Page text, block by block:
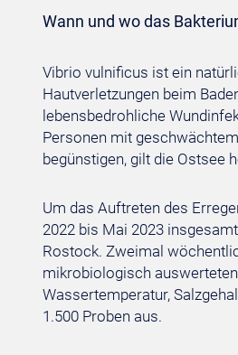
Wann und wo das
Vibrio vulnificus ist ein
Hautverletzungen beim
lebensbedrohliche
Personen mit
begünstigen, gilt die Ostsee
Um das Auftreten des
2022 bis Mai 2023
Rostock. Zweimal
mikrobiologisch
Wassertemperatur,
1.500 Proben aus.